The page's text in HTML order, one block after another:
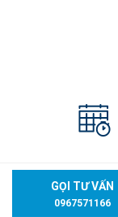
GỌI TƯ VẤN
0967571166